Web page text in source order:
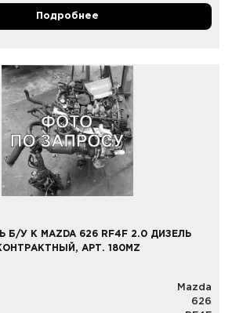
Подробнее
Б/У К MAZDA 626 RF4F 2.0 ДИЗЕЛЬ
АРТ. 180MZ
Mazda
626